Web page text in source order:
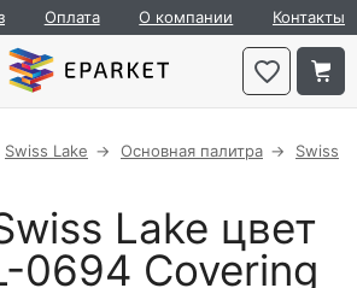
Оплата О компании Контакты
Swiss Lake Основная палитра
Swiss
Lake цвет
0694 Covering